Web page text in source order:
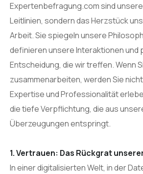
Expertenbefragung.com sind
Leitlinien, sondern das Herzstück
Arbeit. Sie spiegeln unsere
definieren unsere Interaktionen und
Entscheidung, die wir treffen. Wenn
zusammenarbeiten, werden Sie
Expertise und Professionalität
die tiefe Verpflichtung, die aus
Überzeugungen entspringt.
1. Vertrauen: Das Rückgrat
In einer digitalisierten Welt, in der